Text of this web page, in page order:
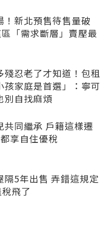
！新北預售待售量破
「需求斷層」賣壓最
殘忍老了才知道！包租
孩家庭是首選」：寧可
別自找麻煩
共同繼承 戶籍這樣遷
享自住優稅
隔5年出售 弄錯這規定
飛了